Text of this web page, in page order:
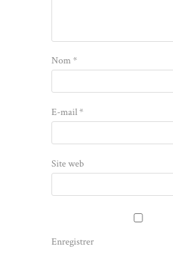
Nom*
E-mail*
Site web
Enregistrer